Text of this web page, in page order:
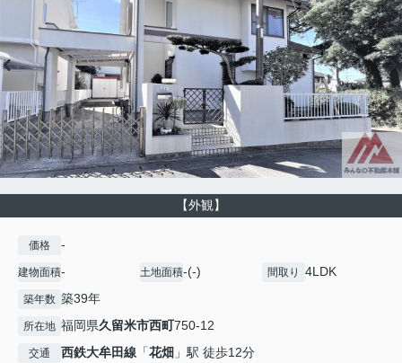
【外観】
価格 -
建物面積- 土地面積-(-) 間取り 4LDK
築年数 築39年
所在地 福岡県久留米市西町750-12
交通 西鉄大牟田線 「花畑 」駅 徒歩12分